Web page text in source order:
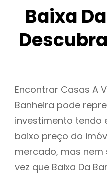
Baixa
Encontrar Casas A
Banheira pode
investimento tendo
baixo preço do
mercado, mas nem
vez que Baixa Da